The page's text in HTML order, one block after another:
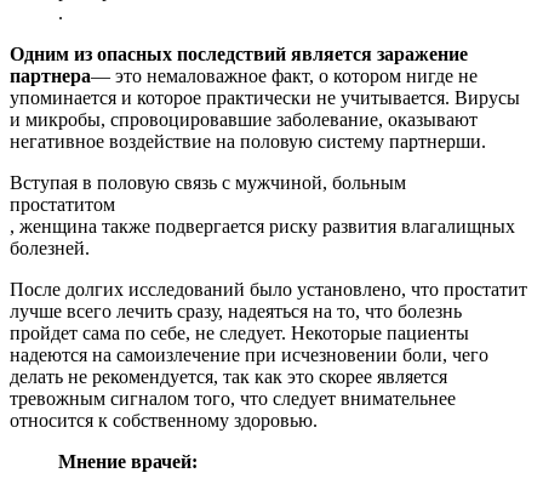
.
Одним из опасных последствий является заражение
партнера— это немаловажное факт, о котором нигде не
упоминается и которое практически не учитывается. Вирусы
и микробы, спровоцировавшие заболевание, оказывают
негативное воздействие на половую систему партнерши.
Вступая в половую связь с мужчиной, больным
простатитом
, женщина также подвергается риску развития влагалищных
болезней.
После долгих исследований было установлено, что простатит
лучше всего лечить сразу, надеяться на то, что болезнь
пройдет сама по себе, не следует. Некоторые пациенты
надеются на самоизлечение при исчезновении боли, чего
делать не рекомендуется, так как это скорее является
тревожным сигналом того, что следует внимательнее
относится к собственному здоровью.
Мнение врачей: